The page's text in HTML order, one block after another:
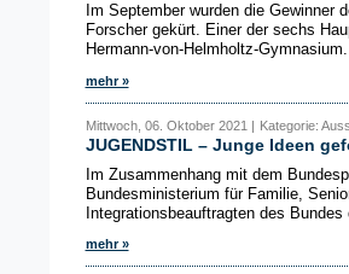
Im September wurden die Gewinner
Forscher gekürt. Einer der sechs
Hermann-von-Helmholtz-
mehr »
Mittwoch, 06. Oktober 2021 | Kategorie:
JUGENDSTIL – Junge Ideen
Im Zusammenhang mit dem
Bundesministerium für Familie,
Integrationsbeauftragten des
mehr »